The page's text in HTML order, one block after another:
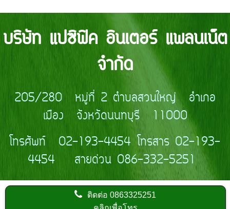
บริษัท แปซิฟิค อินเตอร์ แพลนเน็ต
จำกัด
205/280 หมู่ที่ 2 ตำบลสวนใหญ่ อำเภอ
เมือง จังหวัดนนทบุรี 11000
โทรศัพท์ 02-193-4454 โทรสาร 02-193-
4454 สายด่วน 086-332-5251
ติดต่อ0863325251